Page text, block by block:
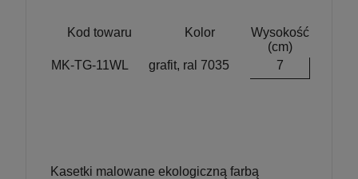
Kod towaru Kolor
Wysokość
(cm)
MK-TG-11WL
grafit, ral 7035 7
Kasetki malowane ekologiczną farbą